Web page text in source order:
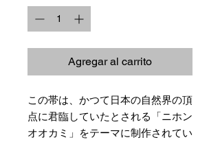
Agregar al carrito
この帯は、かつて日本の自然界の頂
点に君臨していたとされる「ニホン
オオカミ」をテーマに制作されてい